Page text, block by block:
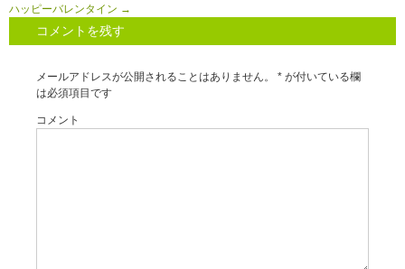
ハッピーバレンタイン →
コメントを残す
メールアドレスが公開されることはありません。 * が付いている欄
は必須項目です
コメント